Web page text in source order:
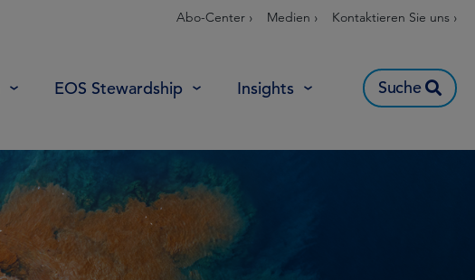
Abo-Center › Medien › Kontaktieren Sie uns ›
EOS Stewardship Insights Suche